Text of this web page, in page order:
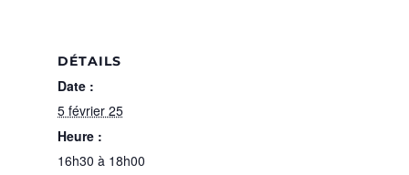
DÉTAILS
Date :
5 février 25
Heure :
16h30 à 18h00